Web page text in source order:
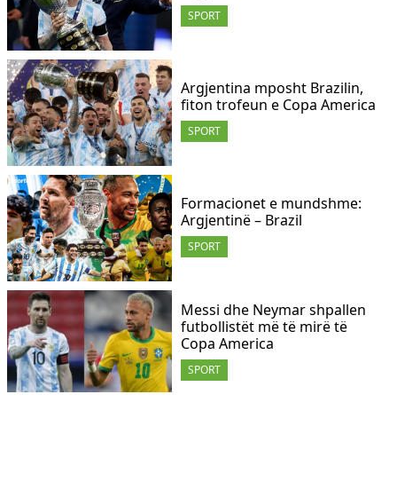
SPORT
SPORT
Argjentina mposht Brazilin,
fiton trofeun e Copa America
SPORT
Formacionet e mundshme:
Argjentinë – Brazil
SPORT
Messi dhe Neymar shpallen
futbollistët më të mirë të
Copa America